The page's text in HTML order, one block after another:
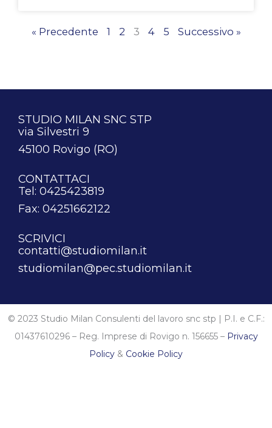
« Precedente 1 2 3 4 5 Successivo »
STUDIO MILAN SNC STP
via Silvestri 9
45100 Rovigo (RO)
CONTATTACI
Tel: 0425423819
Fax: 04251662122
SCRIVICI
contatti@studiomilan.it
studiomilan@pec.studiomilan.it
© 2023 Studio Milan Consulenti del lavoro snc stp | P.I. e C.F.:
01437610296 – Reg. Imprese di Rovigo n. 156655 – Privacy
Policy & Cookie Policy